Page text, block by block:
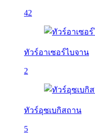
42
ทัวร์อาเซอร์ไบจาน
2
ทัวร์อุซเบกิสถาน
5